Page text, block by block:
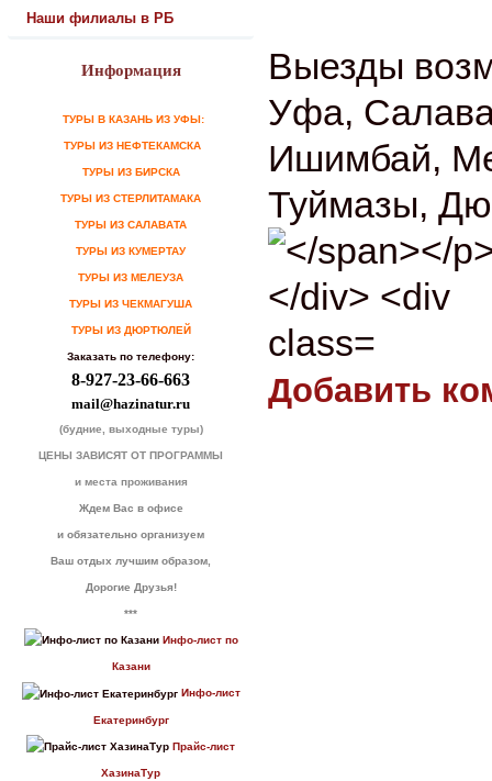
Наши филиалы в РБ
Информация
ТУРЫ В КАЗАНЬ ИЗ УФЫ:
ТУРЫ ИЗ НЕФТЕКАМСКА
ТУРЫ ИЗ БИРСКА
ТУРЫ ИЗ СТЕРЛИТАМАКА
ТУРЫ ИЗ САЛАВАТА
ТУРЫ ИЗ КУМЕРТАУ
ТУРЫ ИЗ МЕЛЕУЗА
ТУРЫ ИЗ ЧЕКМАГУША
ТУРЫ ИЗ ДЮРТЮЛЕЙ
Заказать по телефону:
8-927-23-66-663
mail@hazinatur.ru
(будние, выходные туры)
ЦЕНЫ ЗАВИСЯТ ОТ ПРОГРАММЫ
и места проживания
Ждем Вас в офисе
и обязательно организуем
Ваш отдых лучшим образом,
Дорогие Друзья!
***
Инфо-лист по
Казани
Инфо-лист
Екатеринбург
Прайс-лист
ХазинаТур
Выезды
Уфа,
Ишимбай,
Туймазы,
Добавить